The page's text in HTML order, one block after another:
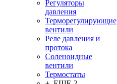
Регуляторы
давления
Терморегулирующие
вентили
Реле давления и
протока
Соленоидные
вентили
Термостаты